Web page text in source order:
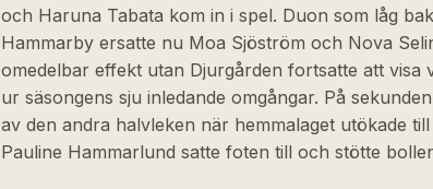
och Haruna Tabata kom in i spel. Duon som låg
Hammarby ersatte nu Moa Sjöström och Nova
omedelbar effekt utan Djurgården fortsatte att visa
ur säsongens sju inledande omgångar. På
av den andra halvleken när hemmalaget utökade
Pauline Hammarlund satte foten till och stötte